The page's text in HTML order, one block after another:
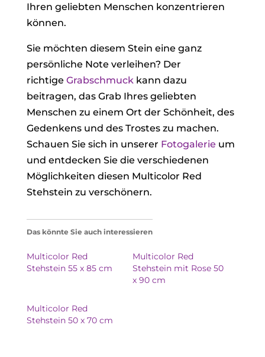
Ihren geliebten Menschen konzentrieren
können.
Sie möchten diesem Stein eine ganz
persönliche Note verleihen? Der
richtige Grabschmuck kann dazu
beitragen, das Grab Ihres geliebten
Menschen zu einem Ort der Schönheit, des
Gedenkens und des Trostes zu machen.
Schauen Sie sich in unserer Fotogalerie um
und entdecken Sie die verschiedenen
Möglichkeiten diesen Multicolor Red
Stehstein zu verschönern.
Das könnte Sie auch interessieren
Multicolor Red
Stehstein 55 x 85 cm
Multicolor Red
Stehstein mit Rose 50
x 90 cm
Multicolor Red
Stehstein 50 x 70 cm